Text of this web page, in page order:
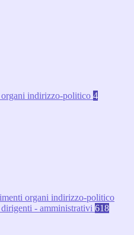
indirizzo-politico 4
organi indirizzo-politico
- amministrativi 618